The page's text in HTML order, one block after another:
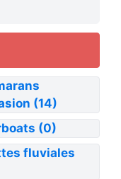
(14)
(0)
fluviales